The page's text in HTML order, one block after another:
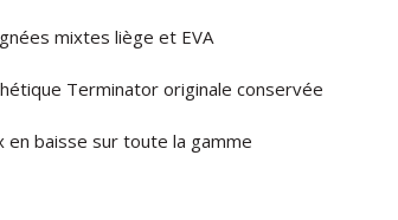
mixtes liège et EVA
Terminator originale conservée
en baisse sur toute la gamme